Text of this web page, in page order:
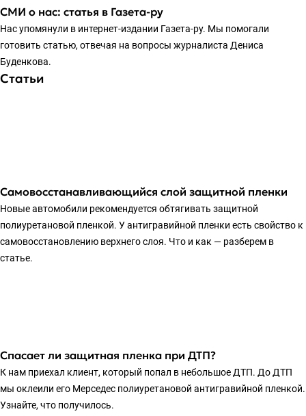
СМИ о нас: статья в Газета-ру
Нас упомянули в интернет-издании Газета-ру. Мы помогали
готовить статью, отвечая на вопросы журналиста Дениса
Буденкова.
Статьи
Самовосстанавливающийся слой защитной пленки
Новые автомобили рекомендуется обтягивать защитной
полиуретановой пленкой. У антигравийной пленки есть свойство к
самовосстановлению верхнего слоя. Что и как — разберем в
статье.
Спасает ли защитная пленка при ДТП?
К нам приехал клиент, который попал в небольшое ДТП. До ДТП
мы оклеили его Мерседес полиуретановой антигравийной пленкой.
Узнайте, что получилось.